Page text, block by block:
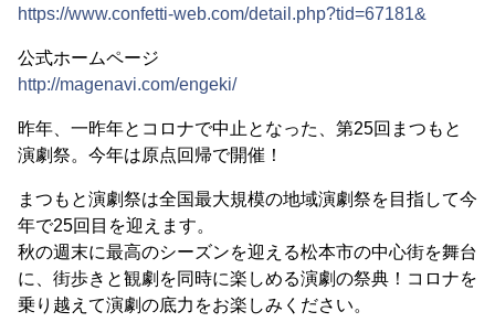
https://www.confetti-web.com/detail.php?tid=67181&
公式ホームページ
http://magenavi.com/engeki/
昨年、一昨年とコロナで中止となった、第25回まつもと
演劇祭。今年は原点回帰で開催！
まつもと演劇祭は全国最大規模の地域演劇祭を目指して今
年で25回目を迎えます。
秋の週末に最高のシーズンを迎える松本市の中心街を舞台
に、街歩きと観劇を同時に楽しめる演劇の祭典！コロナを
乗り越えて演劇の底力をお楽しみください。